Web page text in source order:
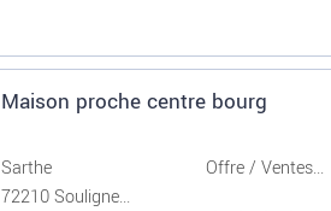
Maison proche centre bourg
Sarthe
72210 Souligne...
Offre / Ventes...